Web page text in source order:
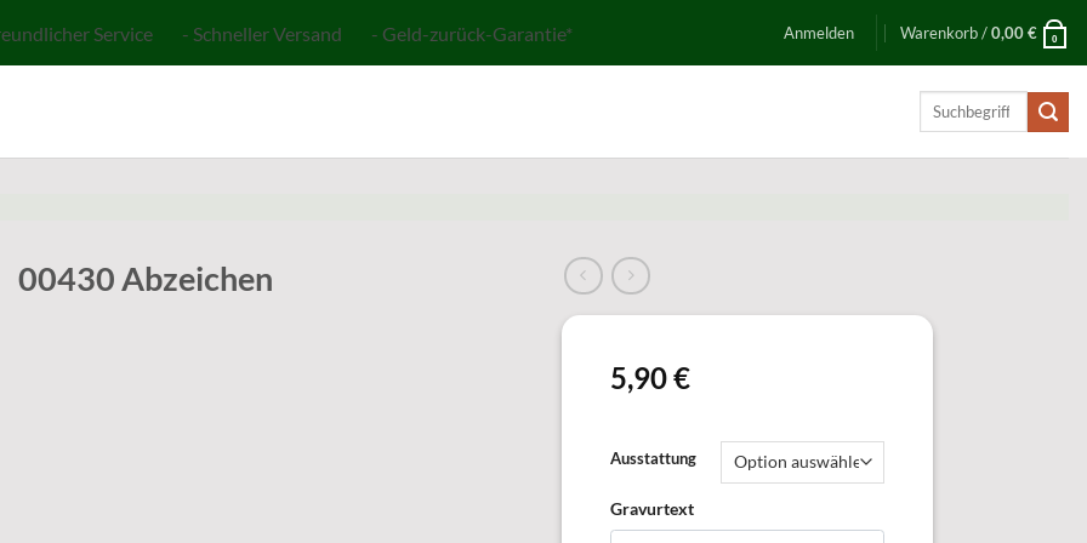
Service - Schneller Versand - Geld-zurück-Garantie* Anmelden Warenkorb /0,00€ 0
Suchen
00430 Abzeichen
5,90€
Ausstattung
Gravurtext